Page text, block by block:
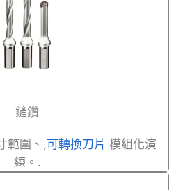
鏟鑽
範圍、,可轉換刀片 模組化演
練。.